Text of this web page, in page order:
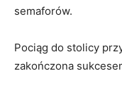
semaforów.
Pociąg do stolicy
zakończona